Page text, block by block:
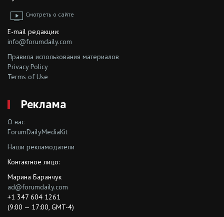
Смотреть о сайте
E-mail редакции:
info@forumdaily.com
Правила использования материалов
Privacy Policy
Terms of Use
Реклама
О нас
ForumDailyMediaKit
Наши рекламодатели
Контактное лицо:
Марина Баранчук
ad@forumdaily.com
+1 347 604 1261
(9:00 — 17:00, GMT-4)